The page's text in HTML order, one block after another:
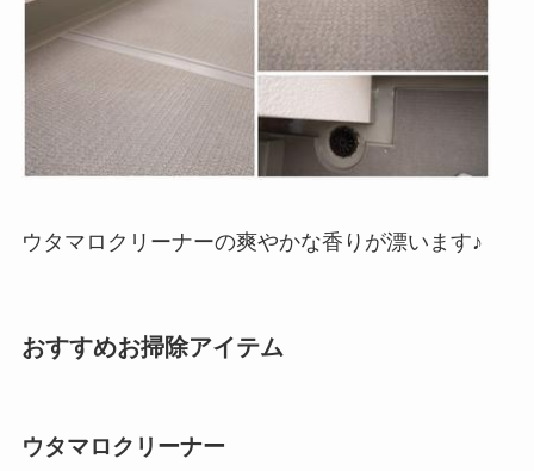
ウタマロクリーナーの爽やかな香りが漂います♪
おすすめお掃除アイテム
ウタマロクリーナー